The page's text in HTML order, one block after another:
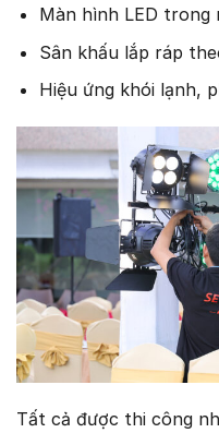
Màn hình LED trong
Sân khấu lắp ráp
Hiệu ứng khói lạnh,
Tất cả được thi công